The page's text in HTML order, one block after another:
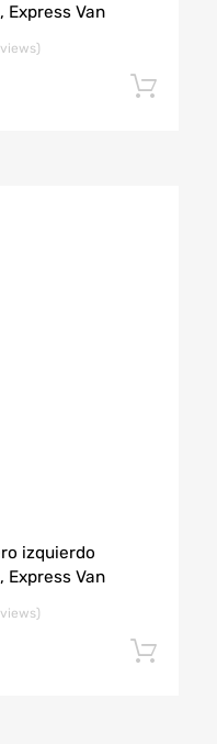
Express Van
izquierdo
Express Van